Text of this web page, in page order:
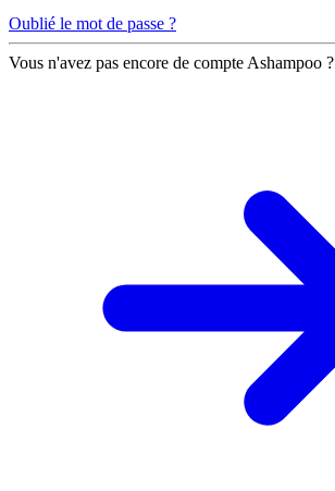
Oublié le mot de passe ?
Vous n'avez pas encore de compte Ashampoo ?